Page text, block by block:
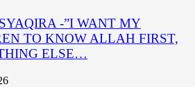
-”I WANT MY
TO KNOW ALLAH FIRST,
ELSE…